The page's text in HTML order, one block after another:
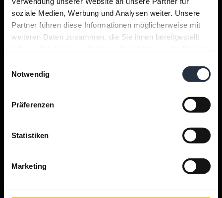
soziale Medien, Werbung und Analysen weiter. Unsere
Partner führen diese Informationen möglicherweise mit
weiteren Daten zusammen, die Sie ihnen bereitgestellt
Notwendig
Präferenzen
Statistiken
Marketing
Jabra Apps